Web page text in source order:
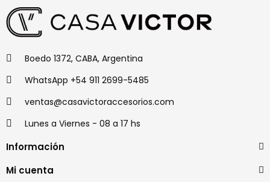
Boedo 1372, CABA, Argentina
WhatsApp +54 911 2699-5485
ventas@casavictoraccesorios.com
Lunes a Viernes - 08 a 17 hs
Información
Mi cuenta